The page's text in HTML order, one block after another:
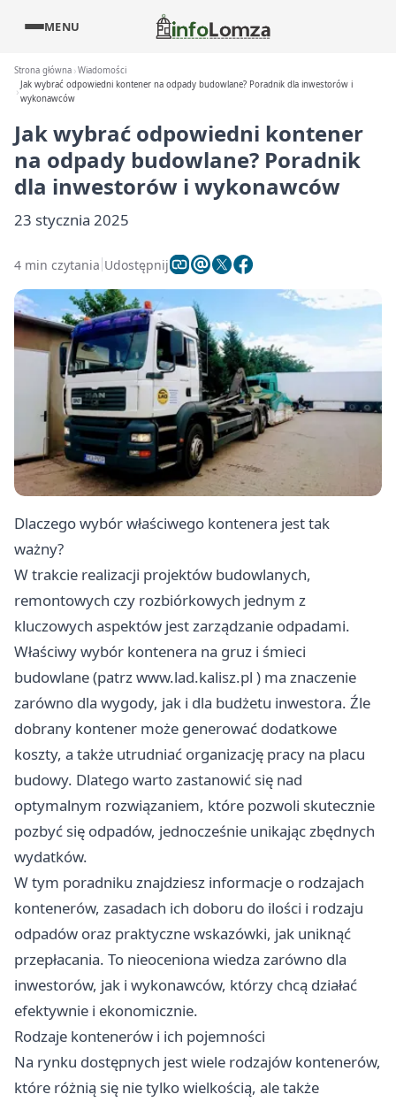
MENU
Strona główna Wiadomości
Jak wybrać odpowiedni kontener na odpady budowlane? Poradnik dla inwestorów i
wykonawców
Jak wybrać odpowiedni kontener
na odpady budowlane? Poradnik
dla inwestorów i wykonawców
23 stycznia 2025
4 min czytania Udostępnij
Dlaczego wybór właściwego kontenera jest tak
ważny?
W trakcie realizacji projektów budowlanych,
remontowych czy rozbiórkowych jednym z
kluczowych aspektów jest zarządzanie odpadami.
Właściwy wybór kontenera na gruz i śmieci
budowlane (patrzwww.lad.kalisz.pl ) ma znaczenie
zarówno dla wygody, jak i dla budżetu inwestora. Źle
dobrany kontener może generować dodatkowe
koszty, a także utrudniać organizację pracy na placu
budowy. Dlatego warto zastanowić się nad
optymalnym rozwiązaniem, które pozwoli skutecznie
pozbyć się odpadów, jednocześnie unikając zbędnych
wydatków.
W tym poradniku znajdziesz informacje o rodzajach
kontenerów, zasadach ich doboru do ilości i rodzaju
odpadów oraz praktyczne wskazówki, jak uniknąć
przepłacania. To nieoceniona wiedza zarówno dla
inwestorów, jak i wykonawców, którzy chcą działać
efektywnie i ekonomicznie.
Rodzaje kontenerów i ich pojemności
Na rynku dostępnych jest wiele rodzajów kontenerów,
które różnią się nie tylko wielkością, ale także